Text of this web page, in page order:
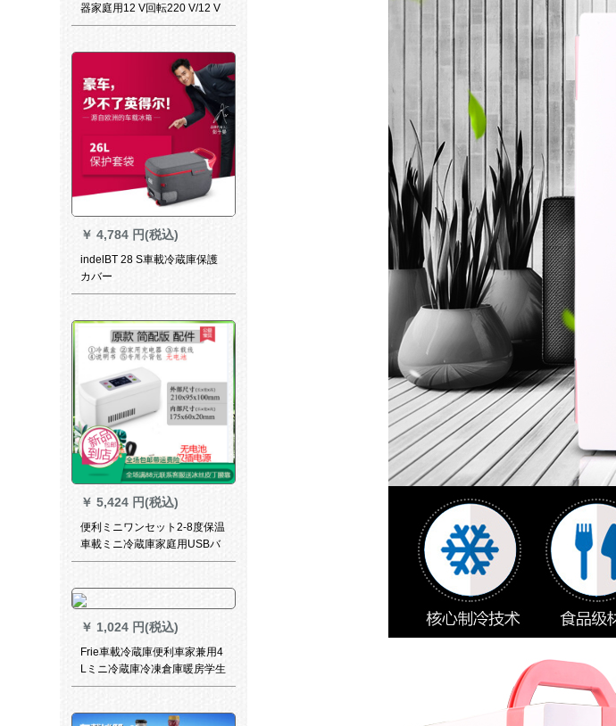
器家庭用12 V回転220 V/12 V
バック24 Vトラック12 V車載
￥ 4,784 円(税込)
indelBT 28 S車載冷蔵庫保護
カバー
￥ 5,424 円(税込)
便利ミニワンセット2-8度保温
車載ミニ冷蔵庫家庭用USBバ
ッテリー充電宝原タワープの
￥ 1,024 円(税込)
Frie車載冷蔵庫便利車家兼用4
Lミニ冷蔵庫冷凍倉庫暖房学生
寮旅行屋外冷暖房室4 L青車用